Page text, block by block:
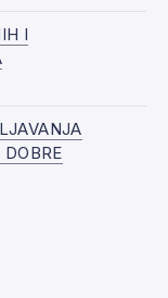
I